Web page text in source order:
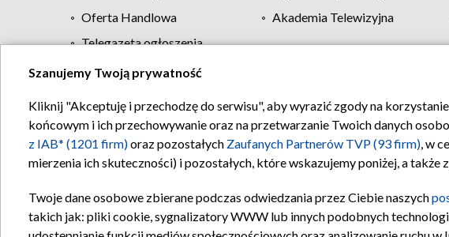
Oferta Handlowa
Akademia Telewizyjna
Telegazeta ogłoszenia
Regulamin TVP Polityka
Szanujemy Twoją prywatność
Kliknij "Akceptuję i przechodzę do serwisu", aby wyrazić zgody na
końcowym i ich przechowywanie oraz na przetwarzanie Twoich danych
z IAB* (1201 firm)oraz pozostałych Zaufanych Partnerów TVP (93 firm), w
mierzenia ich skuteczności) i pozostałych, które wskazujemy poniżej, a
Twoje dane osobowe zbierane podczas odwiedzania przez Ciebie naszych
takich jak: pliki cookie, sygnalizatory WWW lub innych podobnych